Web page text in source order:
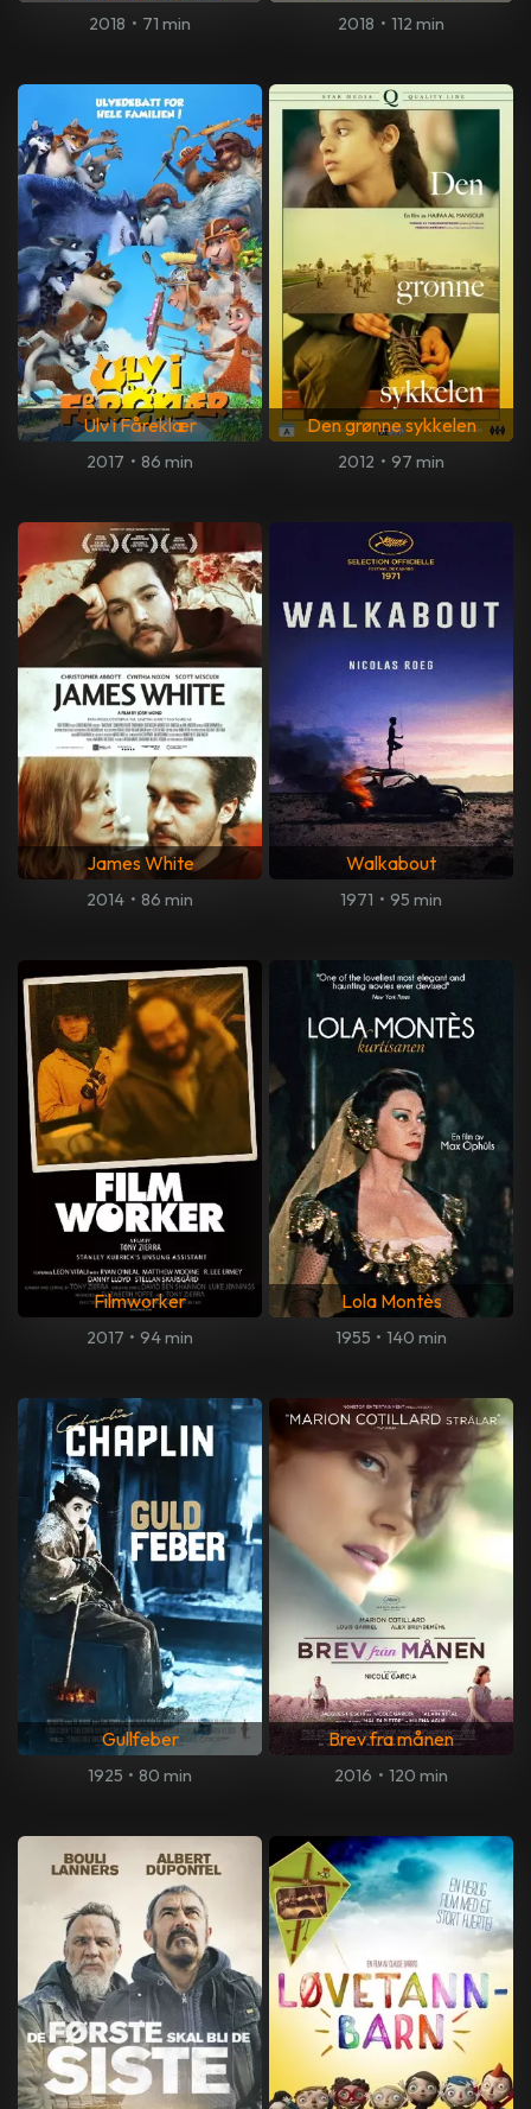
2018 • 71 min 2018 • 112 min
Ulv i Fåreklær
2017 • 86 min
Den grønne sykkelen
2012 • 97 min
James White
2014 • 86 min
Walkabout
1971 • 95 min
Filmworker
2017 • 94 min
Lola Montès
1955 • 140 min
Gullfeber
1925 • 80 min
Brev fra månen
2016 • 120 min